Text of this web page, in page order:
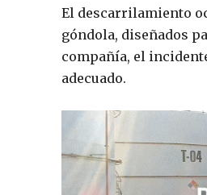
El descarrilamiento
góndola, diseñados
compañía, el
adecuado.